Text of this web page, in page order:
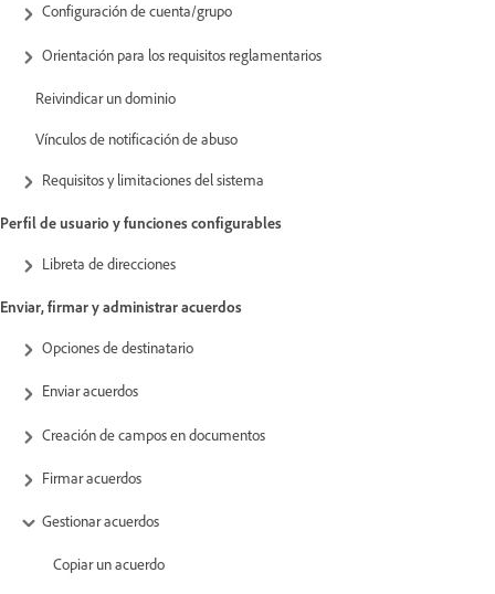
Configuración de cuenta/grupo
Orientación para los requisitos reglamentarios
Reivindicar un dominio
Vínculos de notificación de abuso
Requisitos y limitaciones del sistema
Perfil de usuario y funciones configurables
Libreta de direcciones
Enviar, firmar y administrar acuerdos
Opciones de destinatario
Enviar acuerdos
Creación de campos en documentos
Firmar acuerdos
Gestionar acuerdos
Copiar un acuerdo